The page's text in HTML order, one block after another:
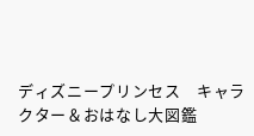
ディズニープリンセス キャラ
クター＆おはなし大図鑑